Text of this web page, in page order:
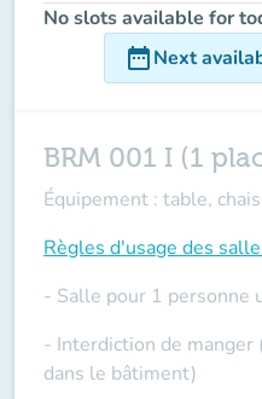
No slots available for
date_rangeNext
BRM 001 I (1
Équipement : table,
Règles d'usage des
- Salle pour 1 personne
- Interdiction de manger
dans le bâtiment)